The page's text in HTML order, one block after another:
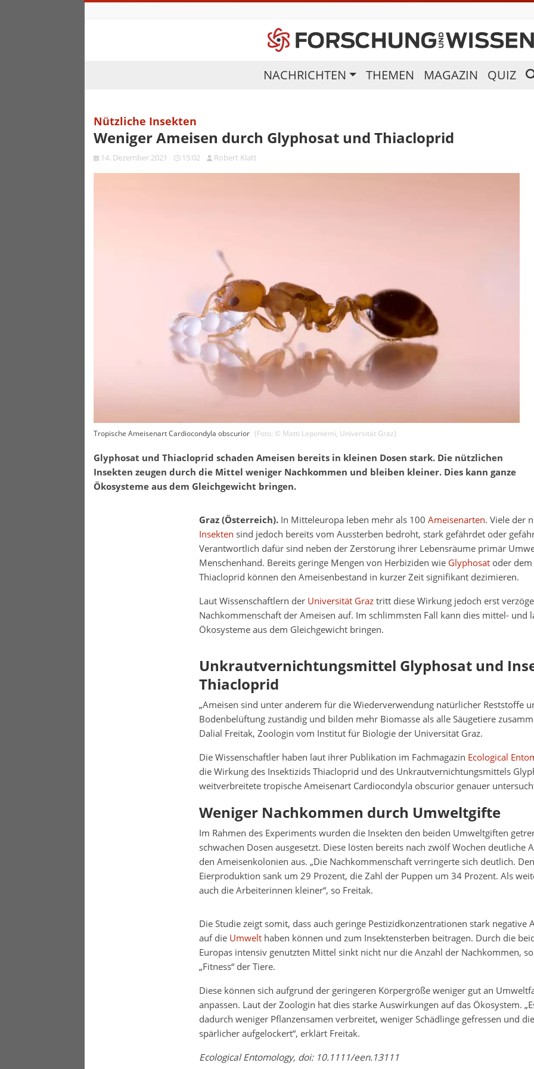
NACHRICHTEN THEMEN MAGAZIN QUIZ
Nützliche Insekten
Weniger Ameisen durch Glyphosat und Thiacloprid
14. Dezember 2021 15:02 Robert Klatt
Tropische Ameisenart Cardiocondyla obscurior (Foto: © Matti Leponiemi, Universität Graz)
Glyphosat und Thiacloprid schaden Ameisen bereits in kleinen Dosen stark. Die nützlichen
Insekten zeugen durch die Mittel weniger Nachkommen und bleiben kleiner. Dies kann ganze
Ökosysteme aus dem Gleichgewicht bringen.
Graz (Österreich). In Mitteleuropa leben mehr als 100 Ameisenarten. Viele der
Insekten sind jedoch bereits vom Aussterben bedroht, stark gefährdet oder
Verantwortlich dafür sind neben der Zerstörung ihrer Lebensräume primär
Menschenhand. Bereits geringe Mengen von Herbiziden wie Glyphosatoder dem
Thiacloprid können den Ameisenbestand in kurzer Zeit signifikant dezimieren.
Laut Wissenschaftlern der Universität Graztritt diese Wirkung jedoch erst
Nachkommenschaft der Ameisen auf. Im schlimmsten Fall kann dies mittel- und
Ökosysteme aus dem Gleichgewicht bringen.
Unkrautvernichtungsmittel Glyphosat und
Thiacloprid
„Ameisen sind unter anderem für die Wiederverwendung natürlicher Reststoffe
Bodenbelüftung zuständig und bilden mehr Biomasse als alle Säugetiere
Dalial Freitak, Zoologin vom Institut für Biologie der Universität Graz.
Die Wissenschaftler haben laut ihrer Publikation im Fachmagazin Ecological
die Wirkung des Insektizids Thiacloprid und des Unkrautvernichtungsmittels
weitverbreitete tropische Ameisenart Cardiocondyla obscurior genauer
Weniger Nachkommen durch Umweltgifte
Im Rahmen des Experiments wurden die Insekten den beiden Umweltgiften
schwachen Dosen ausgesetzt. Diese lösten bereits nach zwölf Wochen deutliche
den Ameisenkolonien aus. „Die Nachkommenschaft verringerte sich deutlich.
Eierproduktion sank um 29 Prozent, die Zahl der Puppen um 34 Prozent. Als
auch die Arbeiterinnen kleiner“, so Freitak.
Die Studie zeigt somit, dass auch geringe Pestizidkonzentrationen stark negative
auf die Umwelthaben können und zum Insektensterben beitragen. Durch die
Europas intensiv genutzten Mittel sinkt nicht nur die Anzahl der Nachkommen,
„Fitness“ der Tiere.
Diese können sich aufgrund der geringeren Körpergröße weniger gut an
anpassen. Laut der Zoologin hat dies starke Auswirkungen auf das Ökosystem.
dadurch weniger Pflanzensamen verbreitet, weniger Schädlinge gefressen und
spärlicher aufgelockert“, erklärt Freitak.
Ecological Entomology, doi: 10.1111/een.13111